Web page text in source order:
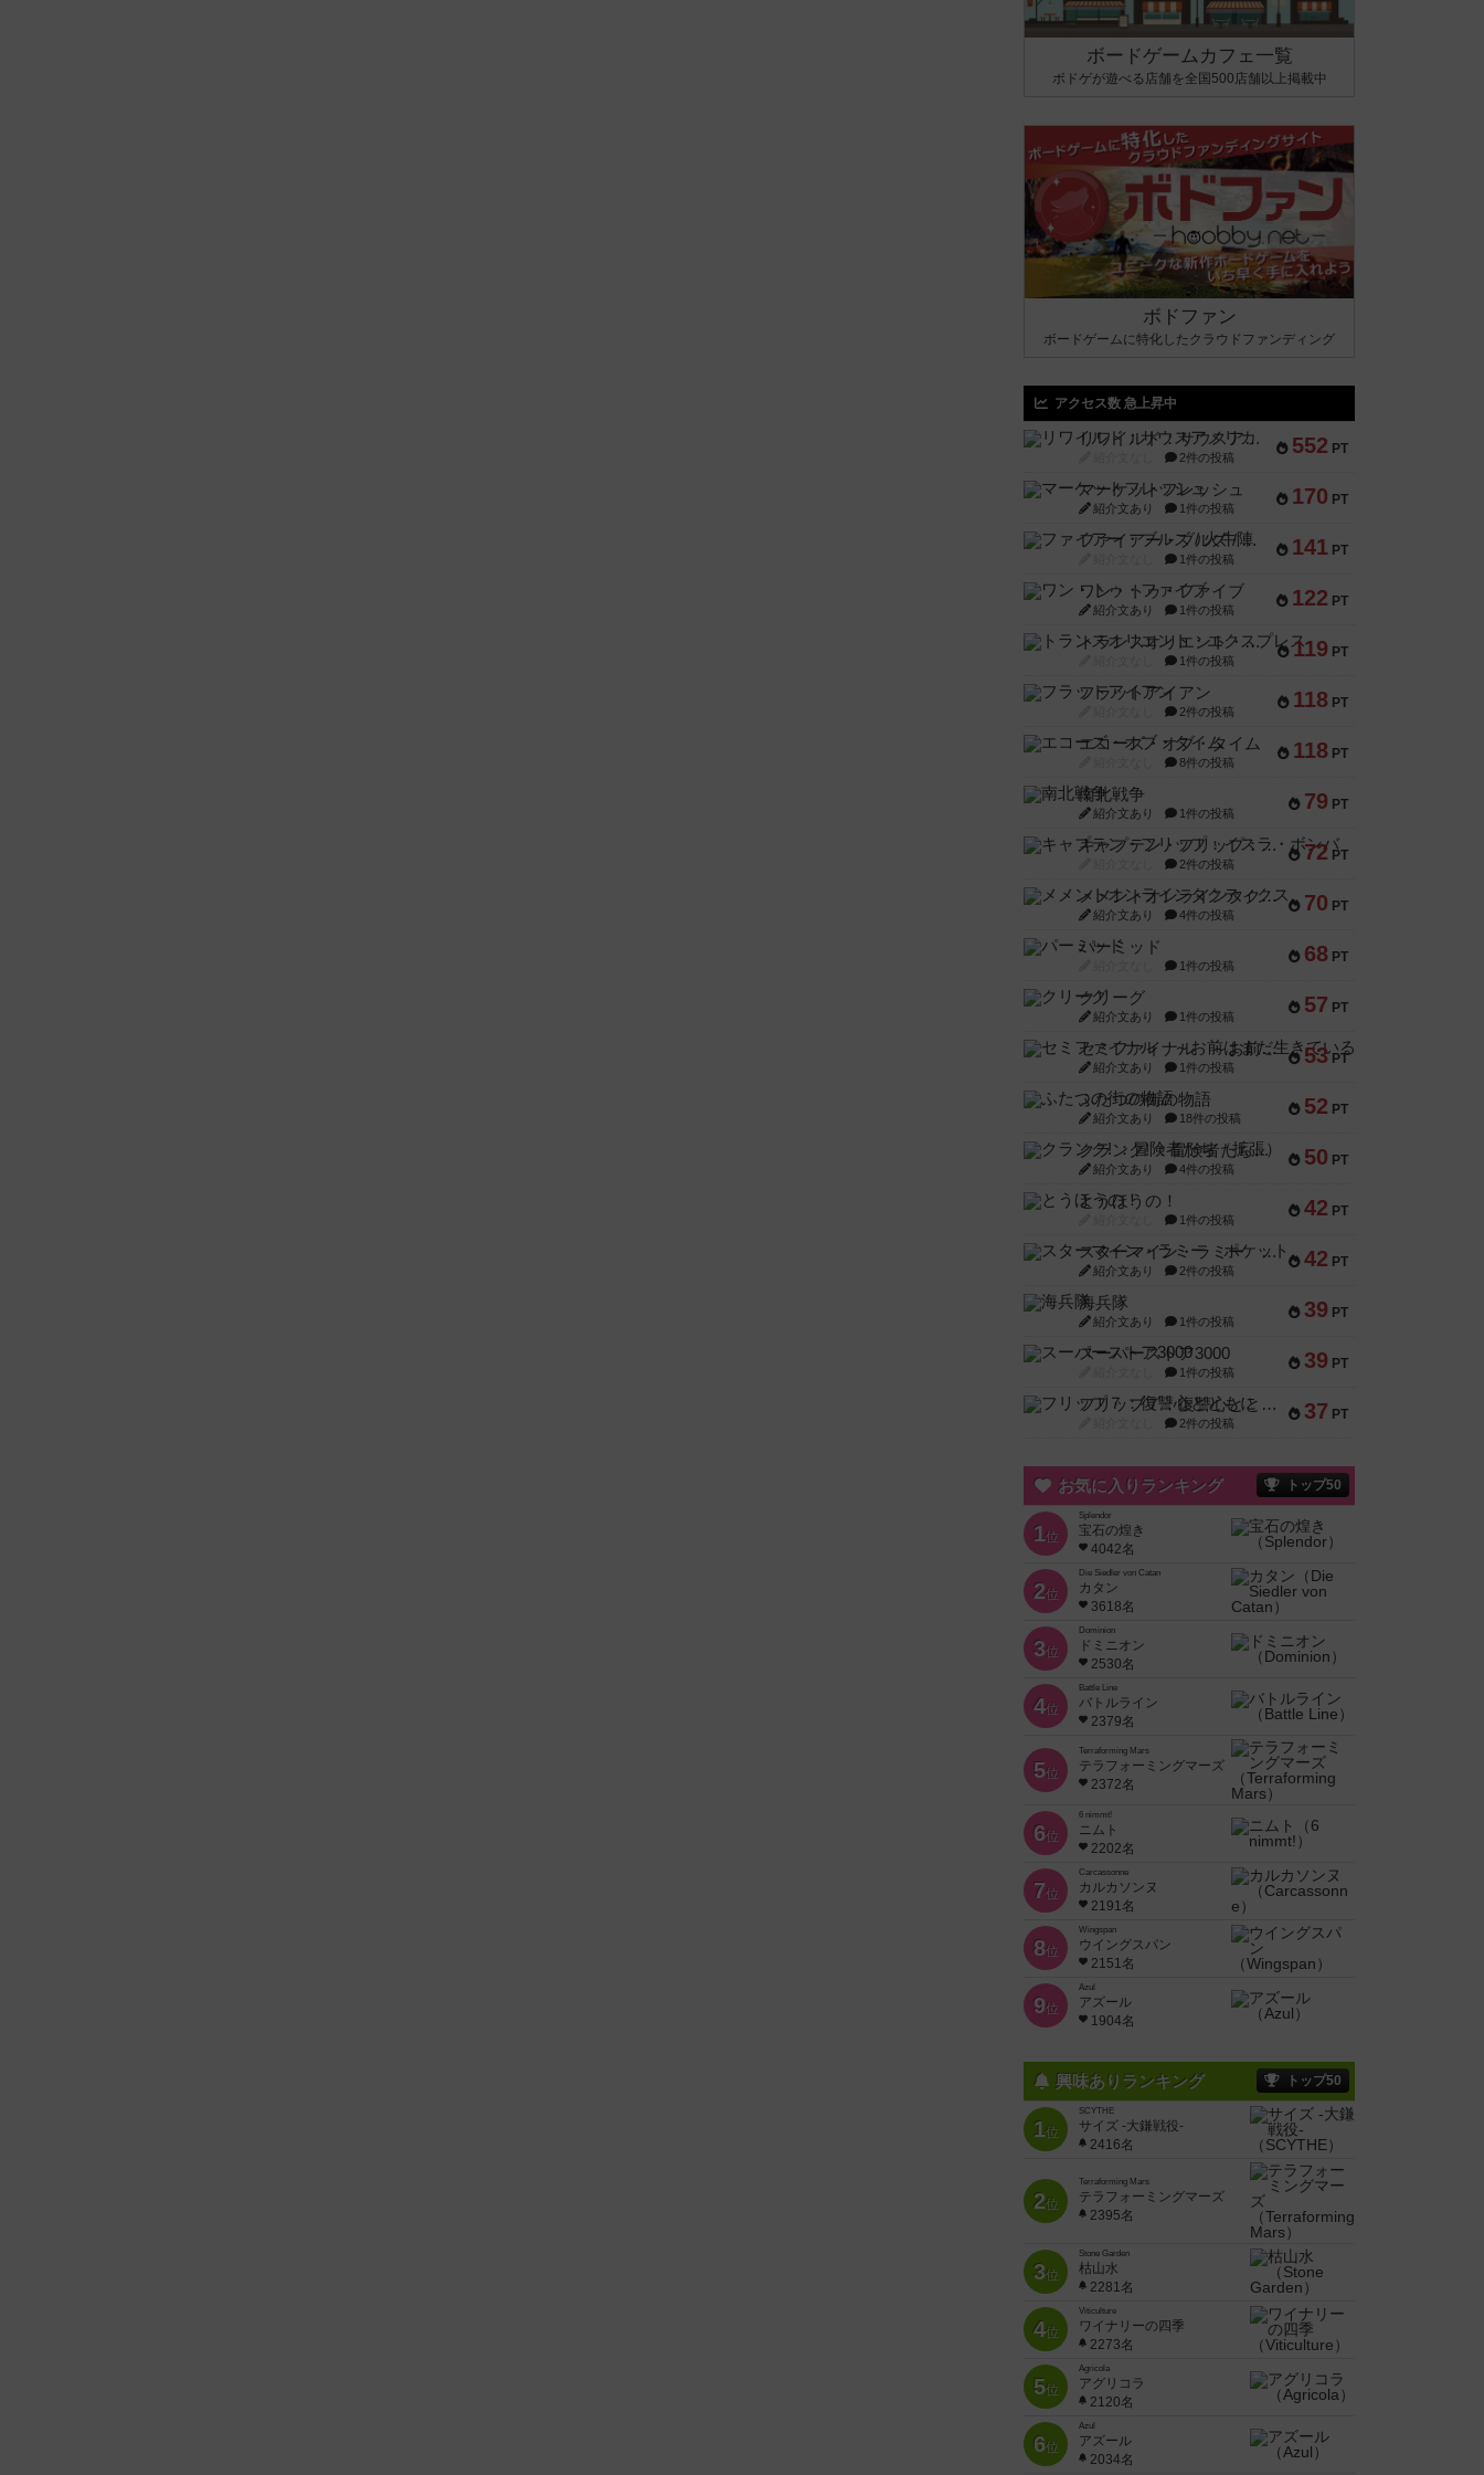
ボードゲームカフェ一覧
ボドゲが遊べる店舗を全国500店舗以上掲載中
ボドファン
ボードゲームに特化したクラウドファンディング
アクセス数 急上昇中
552 PT
リワイルド：サウスアメリカ
2件の投稿
170 PT
マーケットフレッシュ
紹介文あり 1件の投稿
141 PT
ファイアー・ブルズ / 火牛陣
1件の投稿
122 PT
ワン・トゥ・ファイブ
紹介文あり 1件の投稿
119 PT
トランスオリエント・エクスプレス
1件の投稿
118 PT
フラットアイアン
2件の投稿
118 PT
エコーズ・オブ・タイム
8件の投稿
79 PT
南北戦争
紹介文あり 1件の投稿
72 PT
キャプテン・フリップ：イスラ・ボンバ
2件の投稿
70 PT
メメントオンラインタクティクス
紹介文あり 4件の投稿
68 PT
パーミッド
1件の投稿
57 PT
クリーグ
紹介文あり 1件の投稿
53 PT
セミファイナル ～お前はまだ生きている～
紹介文あり 1件の投稿
52 PT
ふたつの街の物語
紹介文あり 18件の投稿
50 PT
クランク! ：冒険者たち（拡張）
紹介文あり 4件の投稿
42 PT
とうほうの！
1件の投稿
42 PT
スターマイン・ラミー ポケット
紹介文あり 2件の投稿
39 PT
海兵隊
紹介文あり 1件の投稿
39 PT
スーパーストア3000
1件の投稿
37 PT
フリップ７：復讐心とともに
2件の投稿
お気に入りランキング トップ50
1位
Splendor
宝石の煌き
4042名
2位
Die Siedler von Catan
カタン
3618名
3位
Dominion
ドミニオン
2530名
4位
Battle Line
バトルライン
2379名
5位
Terraforming Mars
テラフォーミングマーズ
2372名
6位
6 nimmt!
ニムト
2202名
7位
Carcassonne
カルカソンヌ
2191名
8位
Wingspan
ウイングスパン
2151名
9位
Azul
アズール
1904名
興味ありランキング トップ50
1位
SCYTHE
サイズ -大鎌戦役-
2416名
2位
Terraforming Mars
テラフォーミングマーズ
2395名
3位
Stone Garden
枯山水
2281名
4位
Viticulture
ワイナリーの四季
2273名
5位
Agricola
アグリコラ
2120名
6位
Azul
アズール
2034名